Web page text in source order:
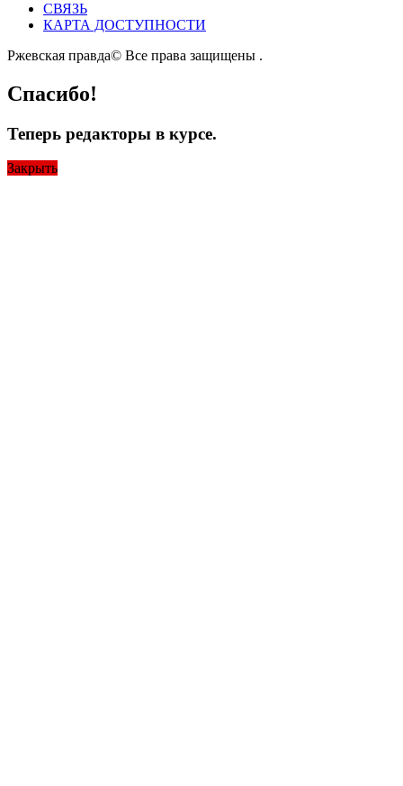
СВЯЗЬ
КАРТА ДОСТУПНОСТИ
Ржевская правда© Все права защищены .
Спасибо!
Теперь редакторы в курсе.
Закрыть